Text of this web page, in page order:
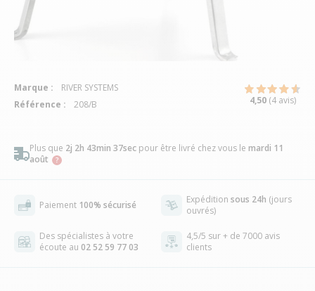
Plus que 2j 2h 43min 37sec pour être livré chez vous le mardi 11
août
Paiement 100% sécurisé Expédition sous 24h (jours
ouvrés)
Des spécialistes à votre
écoute au 02 52 59 77 03
4,5/5 sur + de 7000 avis
clients
Marque :
RIVER SYSTEMS
Référence :
208/B 4,50 (4 avis)